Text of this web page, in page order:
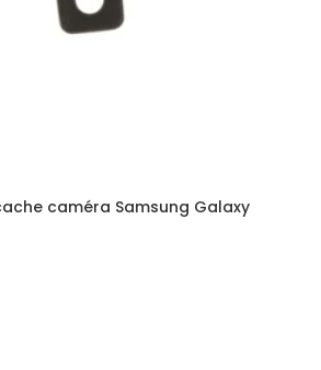
caméra Samsung Galaxy